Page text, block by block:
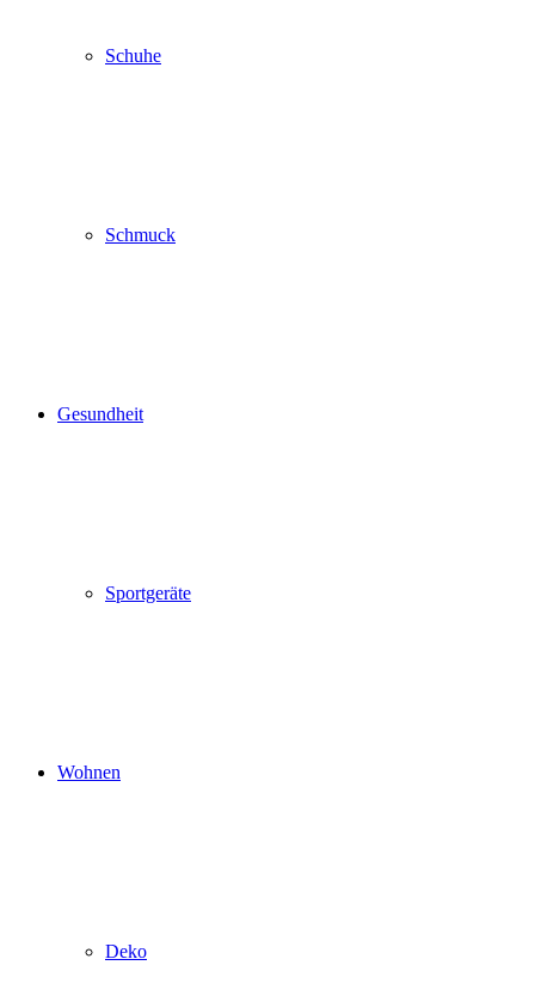
Schuhe
Schmuck
Gesundheit
Sportgeräte
Wohnen
Deko